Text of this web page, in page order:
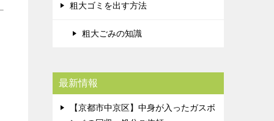
粗大ゴミを出す方法
粗大ごみの知識
最新情報
【京都市中京区】中身が入ったガスボ